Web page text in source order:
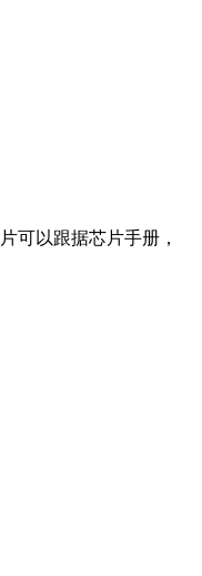
可以跟据芯片手册，